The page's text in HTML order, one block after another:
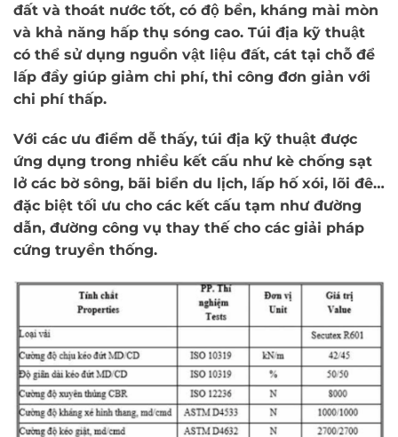
đất và thoát nước tốt, có độ bền, kháng mài mòn
và khả năng hấp thụ sóng cao. Túi địa kỹ thuật
có thể sử dụng nguồn vật liệu đất, cát tại chỗ để
lấp đầy giúp giảm chi phí, thi công đơn giản với
chi phí thấp.
Với các ưu điểm dễ thấy, túi địa kỹ thuật được
ứng dụng trong nhiều kết cấu như kè chống sạt
lở các bờ sông, bãi biển du lịch, lấp hố xói, lõi đê…
đặc biệt tối ưu cho các kết cấu tạm như đường
dẫn, đường công vụ thay thế cho các giải pháp
cứng truyền thống.